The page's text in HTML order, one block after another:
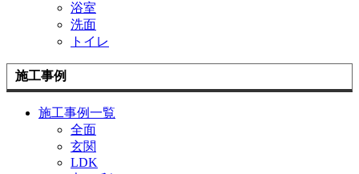
浴室
洗面
トイレ
施工事例
施工事例一覧
全面
玄関
LDK